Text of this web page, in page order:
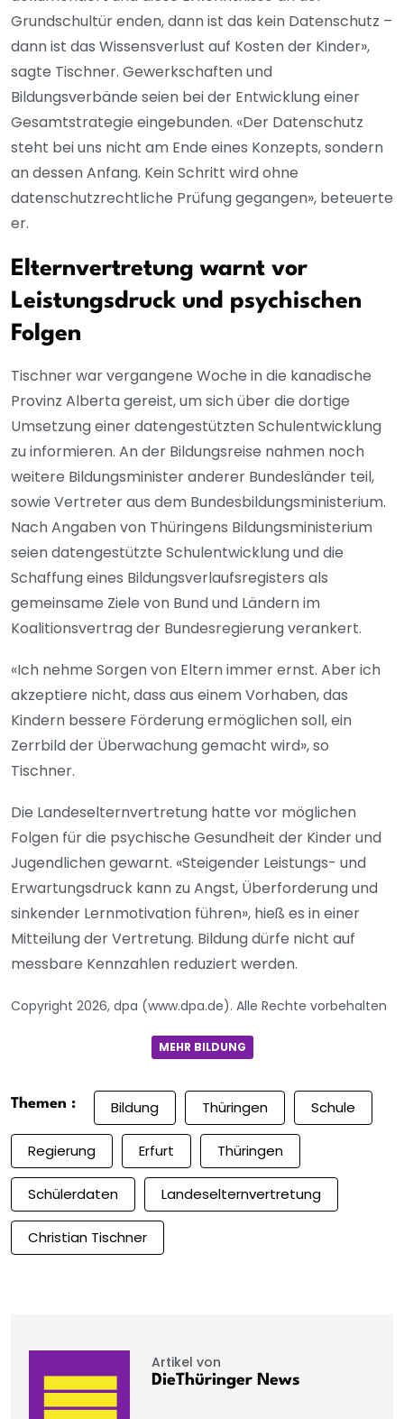
Grundschultür enden, dann ist das kein Datenschutz –
dann ist das Wissensverlust auf Kosten der Kinder»,
sagte Tischner. Gewerkschaften und
Bildungsverbände seien bei der Entwicklung einer
Gesamtstrategie eingebunden. «Der Datenschutz
steht bei uns nicht am Ende eines Konzepts, sondern
an dessen Anfang. Kein Schritt wird ohne
datenschutzrechtliche Prüfung gegangen», beteuerte
er.
Elternvertretung warnt vor
Leistungsdruck und psychischen
Folgen
Tischner war vergangene Woche in die kanadische
Provinz Alberta gereist, um sich über die dortige
Umsetzung einer datengestützten Schulentwicklung
zu informieren. An der Bildungsreise nahmen noch
weitere Bildungsminister anderer Bundesländer teil,
sowie Vertreter aus dem Bundesbildungsministerium.
Nach Angaben von Thüringens Bildungsministerium
seien datengestützte Schulentwicklung und die
Schaffung eines Bildungsverlaufsregisters als
gemeinsame Ziele von Bund und Ländern im
Koalitionsvertrag der Bundesregierung verankert.
«Ich nehme Sorgen von Eltern immer ernst. Aber ich
akzeptiere nicht, dass aus einem Vorhaben, das
Kindern bessere Förderung ermöglichen soll, ein
Zerrbild der Überwachung gemacht wird», so
Tischner.
Die Landeselternvertretung hatte vor möglichen
Folgen für die psychische Gesundheit der Kinder und
Jugendlichen gewarnt. «Steigender Leistungs- und
Erwartungsdruck kann zu Angst, Überforderung und
sinkender Lernmotivation führen», hieß es in einer
Mitteilung der Vertretung. Bildung dürfe nicht auf
messbare Kennzahlen reduziert werden.
Copyright 2026, dpa (www.dpa.de). Alle Rechte vorbehalten
MEHR BILDUNG
Themen : Bildung Thüringen Schule
Regierung Erfurt Thüringen
Schülerdaten Landeselternvertretung
Christian Tischner
Artikel von
DieThüringer News